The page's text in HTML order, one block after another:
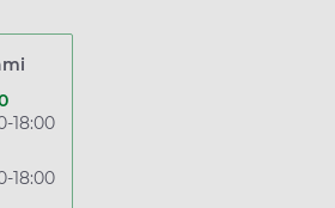
18:00
18:00